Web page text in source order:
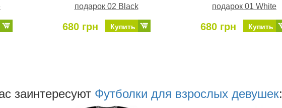
подарок 02 Black
680 грн Купить
подарок 01 White
680 грн Купить
заинтересуют Футболки для взрослых девушек: